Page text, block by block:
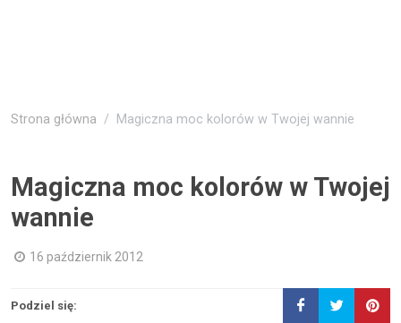
Strona główna Magiczna moc kolorów w Twojej wannie
Magiczna moc kolorów w Twojej
wannie
16 październik 2012
Podziel się: